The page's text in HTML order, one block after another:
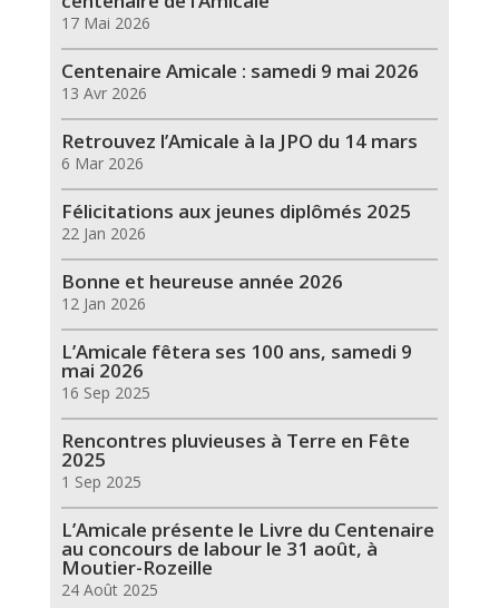
17 Mai 2026
Centenaire Amicale : samedi 9 mai 2026
13 Avr 2026
Retrouvez l’Amicale à la JPO du 14 mars
6 Mar 2026
Félicitations aux jeunes diplômés 2025
22 Jan 2026
Bonne et heureuse année 2026
12 Jan 2026
L’Amicale fêtera ses 100 ans, samedi 9
mai 2026
16 Sep 2025
Rencontres pluvieuses à Terre en Fête
2025
1 Sep 2025
L’Amicale présente le Livre du Centenaire
au concours de labour le 31 août, à
Moutier-Rozeille
24 Août 2025